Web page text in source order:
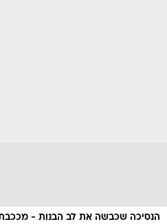
הנסיכה שכבשה את לב הבנות -